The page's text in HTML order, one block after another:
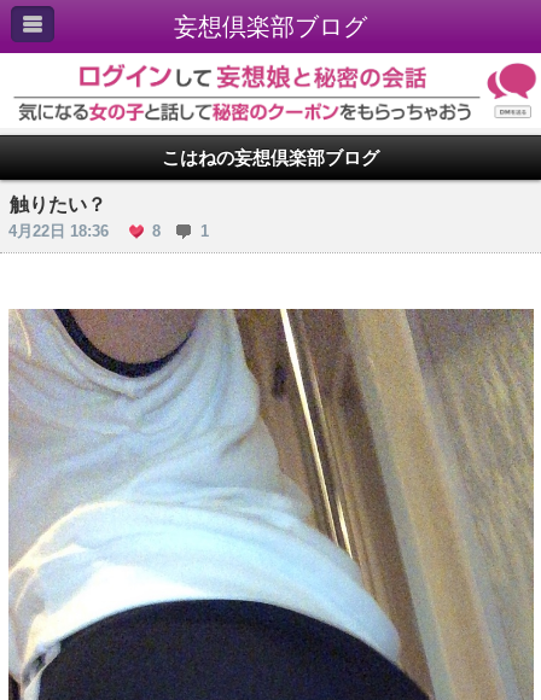
妄想倶楽部ブログ
こはねの妄想倶楽部ブログ
触りたい？
4月22日 18:36 8 1